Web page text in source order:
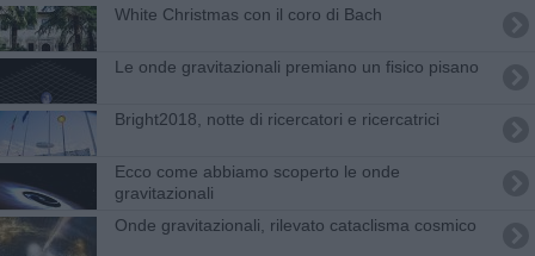
White Christmas con il coro di Bach
Le onde gravitazionali premiano un fisico pisano
Bright2018, notte di ricercatori e ricercatrici
Ecco come abbiamo scoperto le onde
gravitazionali
Onde gravitazionali, rilevato cataclisma cosmico